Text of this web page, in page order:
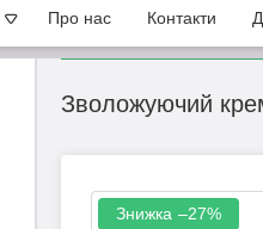
Про нас Контакти
Зволожуючий
–27%